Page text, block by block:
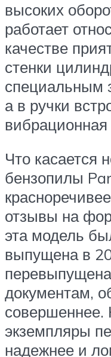
высоких
работает
качестве
стенки
специальным
а в ручки
вибрационная
Что касается
бензопилы
отзывы на
эта модель
выпущена в
документам,
совершеннее.
экземпляры
надежнее и